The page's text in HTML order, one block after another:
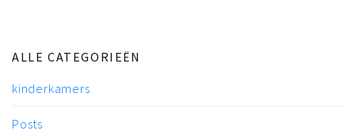
ALLE CATEGORIEËN
kinderkamers
Posts